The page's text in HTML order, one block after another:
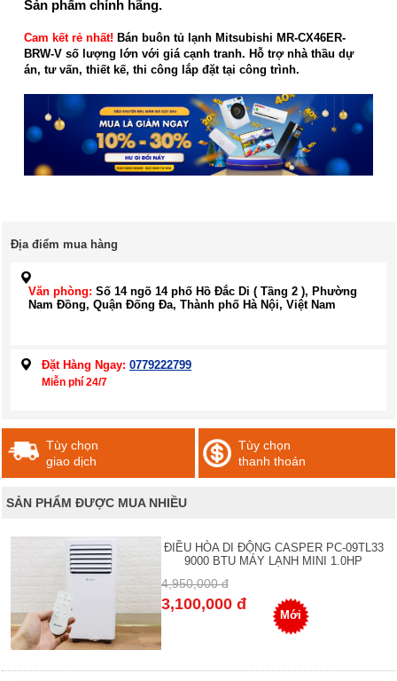
Sản phẩm chính hãng.
Cam kết rẻ nhất! Bán buôn tủ lạnh Mitsubishi MR-CX46ER-
BRW-V số lượng lớn với giá cạnh tranh. Hỗ trợ nhà thầu dự
án, tư vấn, thiết kế, thi công lắp đặt tại công trình.
Địa điểm mua hàng
Văn phòng: Số 14 ngõ 14 phố Hồ Đắc Di ( Tầng 2 ), Phường
Nam Đồng, Quận Đống Đa, Thành phố Hà Nội, Việt Nam
Đặt Hàng Ngay: 0779222799
Miễn phí 24/7
Tùy chọn
giao dịch
Tùy chọn
thanh thoán
SẢN PHẨM ĐƯỢC MUA NHIỀU
ĐIỀU HÒA DI ĐỘNG CASPER PC-09TL33
9000 BTU MÁY LẠNH MINI 1.0HP
4,950,000 đ
3,100,000 đ
Mới